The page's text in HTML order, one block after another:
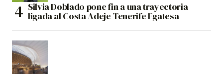
Silvia Doblado pone fin a una trayectoria
ligada al Costa Adeje Tenerife Egatesa